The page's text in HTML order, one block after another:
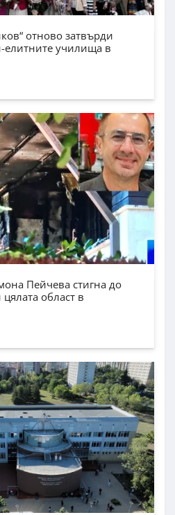
отново затвърди
елитните училища в
Пейчева стигна до
област в